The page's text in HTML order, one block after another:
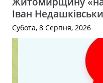
Іван
Субота, 8 Серпня, 2026